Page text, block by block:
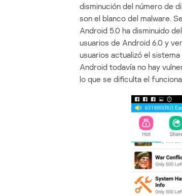
disminución del número de
son el blanco del malware.
Android 5.0 ha disminuido
usuarios de Android 6.0 y
usuarios actualizó el
Android todavía no hay
lo que se dificulta el